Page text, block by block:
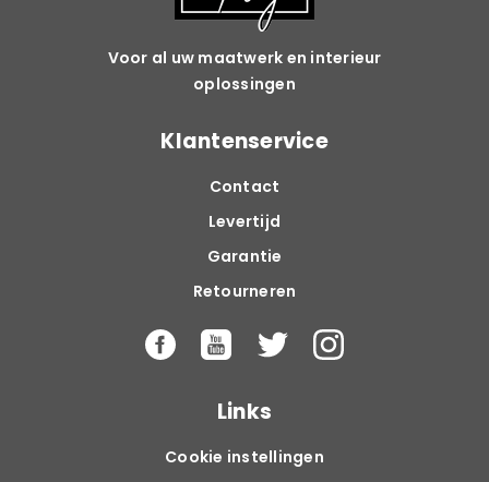
Voor al uw maatwerk en interieur
oplossingen
Klantenservice
Contact
Levertijd
Garantie
Retourneren
Links
Cookie instellingen